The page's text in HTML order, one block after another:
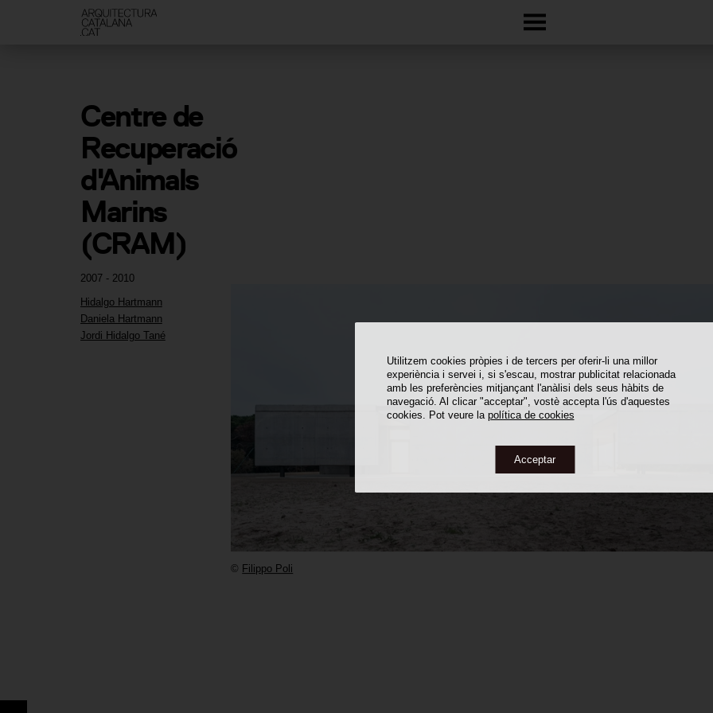
Utilitzem cookies pròpies i de tercers per oferir-li una millor
experiència i servei i, si s'escau, mostrar publicitat relacionada
amb les preferències mitjançant l'anàlisi dels seus hàbits de
navegació. Al clicar "acceptar", vostè accepta l'ús d'aquestes
cookies. Pot veure la política de cookies
Acceptar
2007 - 2010
Hidalgo Hartmann
Daniela Hartmann
Jordi Hidalgo Tané
Centre de
Recuperació
d'Animals
Marins
(CRAM)
© Filippo Poli